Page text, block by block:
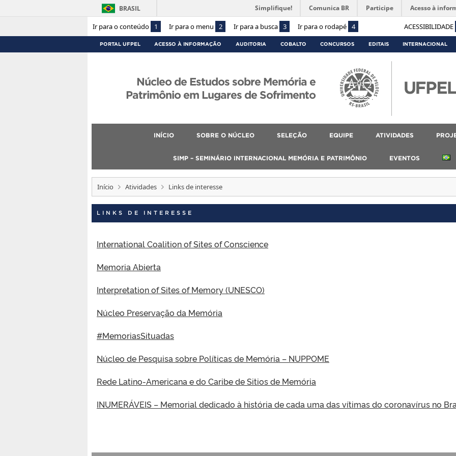
Ir para o conteúdo 1 Ir para o menu 2 Ir para a busca 3 Ir para o rodapé 4 ACESSIBILIDADE
BRASIL Simplifique! Comunica BR Participe Acesso à
PORTAL UFPEL ACESSO À INFORMAÇÃO AUDITORIA COBALTO CONCURSOS EDITAIS INTERNACIONAL
Núcleo de Estudos sobre Memória e
Patrimônio em Lugares de Sofrimento
INÍCIO SOBRE O NÚCLEO SELEÇÃO EQUIPE ATIVIDADES
SIMP – SEMINÁRIO INTERNACIONAL MEMÓRIA E PATRIMÔNIO EVENTOS
Início Atividades Links de interesse
LINKS DE INTERESSE
International Coalition of Sites of Conscience
Memoria Abierta
Interpretation of Sites of Memory (UNESCO)
Núcleo Preservação da Memória
#MemoriasSituadas
Núcleo de Pesquisa sobre Políticas de Memória – NUPPOME
Rede Latino-Americana e do Caribe de Sitios de Memória
INUMERÁVEIS – Memorial dedicado à história de cada uma das vítimas do coronavírus no